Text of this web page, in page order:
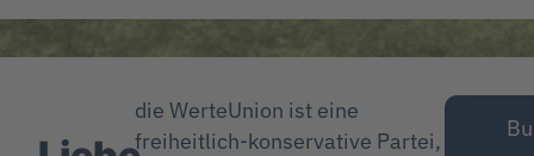
die WerteUnion ist eine
freiheitlich-konservative Partei,